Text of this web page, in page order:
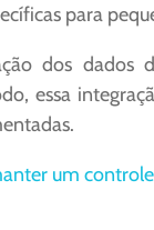
para
dos dados
essa
um